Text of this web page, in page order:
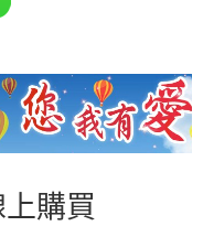
購買